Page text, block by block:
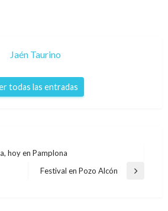
Jaén Taurino
todas las entradas
hoy en Pamplona
Entrada
Festival en Pozo Alcón